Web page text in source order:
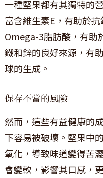
一種堅果都有其獨特的
富含維生素E，有助於
Omega-3脂肪酸，有助
鐵和鋅的良好來源，有
球的生成。
保存不當的風險
然而，這些有益健康的
下容易被破壞。堅果中
氧化，導致味道變得苦
會變軟，影響其口感，